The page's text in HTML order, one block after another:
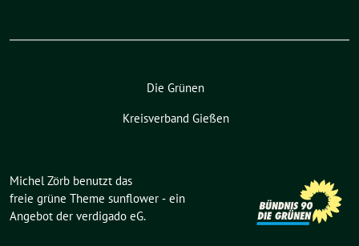
Die Grünen
Kreisverband Gießen
Michel Zörb benutzt das
freie grüne Theme sunflower ‐ ein
Angebot der verdigado eG.